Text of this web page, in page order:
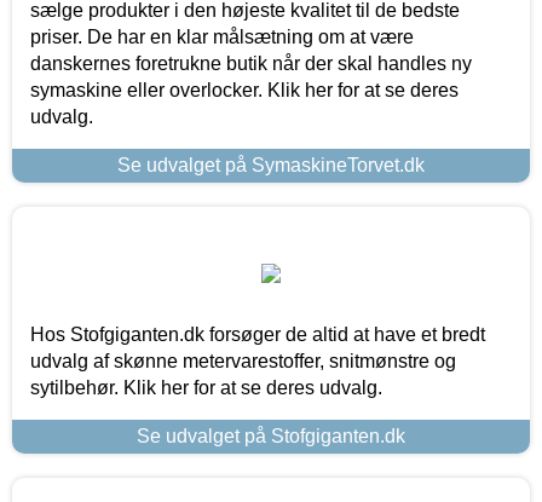
sælge produkter i den højeste kvalitet til de bedste
priser. De har en klar målsætning om at være
danskernes foretrukne butik når der skal handles ny
symaskine eller overlocker. Klik her for at se deres
udvalg.
Se udvalget på SymaskineTorvet.dk
Hos Stofgiganten.dk forsøger de altid at have et bredt
udvalg af skønne metervarestoffer, snitmønstre og
sytilbehør. Klik her for at se deres udvalg.
Se udvalget på Stofgiganten.dk